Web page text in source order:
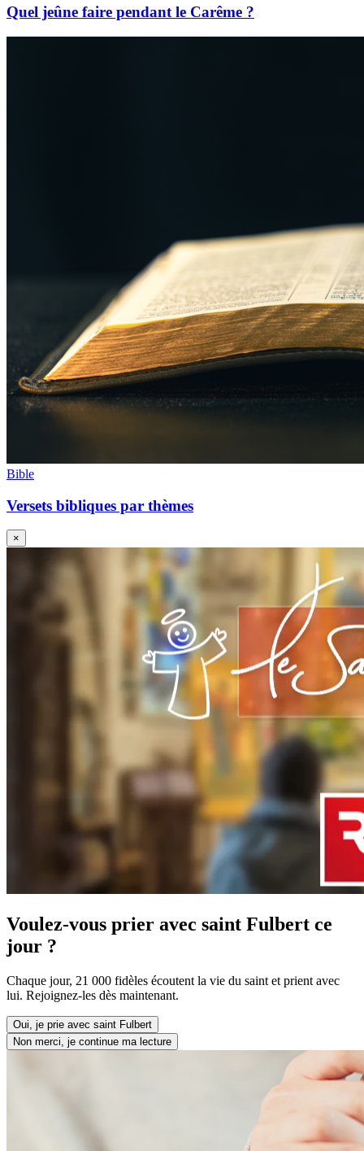
Quel jeûne faire pendant le Carême ?
Bible
Versets bibliques par thèmes
×
Voulez-vous prier avec saint Fulbert ce
jour ?
Chaque jour, 21 000 fidèles écoutent la vie du saint et prient avec
lui. Rejoignez-les dès maintenant.
Oui, je prie avec saint Fulbert
Non merci, je continue ma lecture